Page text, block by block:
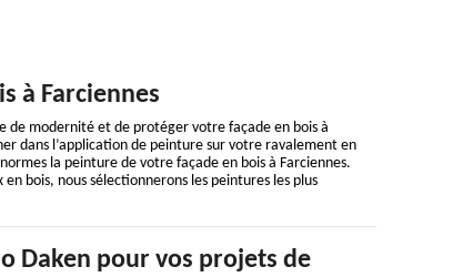
à Farciennes
de modernité et de protéger votre façade en bois à
dans l’application de peinture sur votre ravalement en
la peinture de votre façade en bois à Farciennes.
bois, nous sélectionnerons les peintures les plus
Daken pour vos projets de